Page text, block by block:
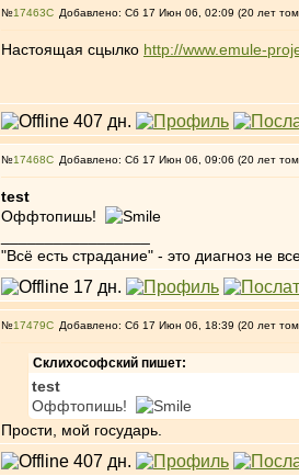
№17463 Добавлено: Сб 17 Июн 06, 02:09 (20 лет
Настоящая сцылко http://www.emule-
№17468 Добавлено: Сб 17 Июн 06, 09:06 (20 лет
test
Оффтопишь!
"Всё есть страдание" - это диагноз не
№17479 Добавлено: Сб 17 Июн 06, 18:39 (20 лет
Склихософский пишет:
test
Оффтопишь!
Прости, мой государь.